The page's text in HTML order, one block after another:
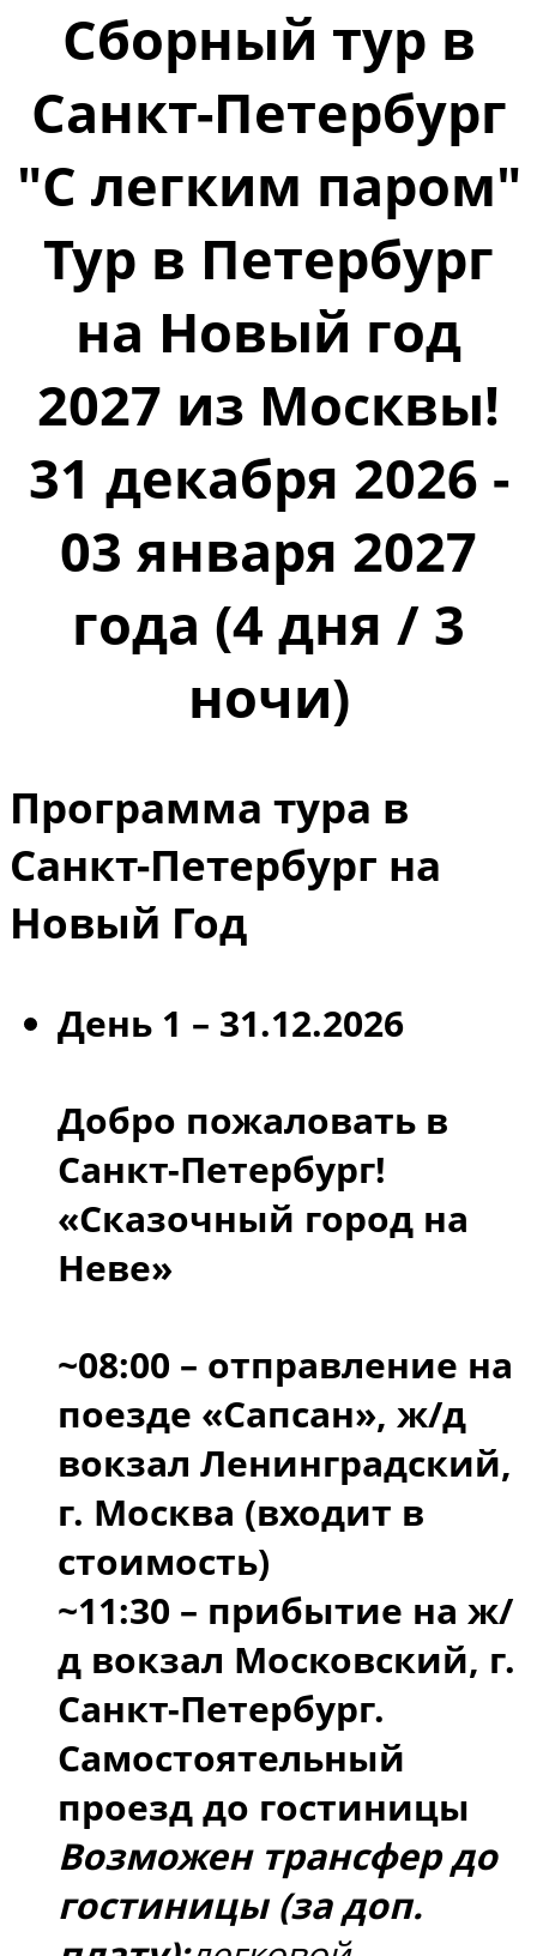
Сборный тур в
Санкт-Петербург
"С легким паром"
Тур в Петербург
на Новый год
2027 из Москвы!
31 декабря 2026 -
03 января 2027
года (4 дня / 3
ночи)
Программа тура в
Санкт-Петербург на
Новый Год
День 1 – 31.12.2026
Добро пожаловать в
Санкт-Петербург!
«Сказочный город на
Неве»
~08:00 – отправление на
поезде «Сапсан», ж/д
вокзал Ленинградский,
г. Москва (входит в
стоимость)
~11:30 – прибытие на ж/
д вокзал Московский, г.
Санкт-Петербург.
Самостоятельный
проезд до гостиницы
Возможен трансфер до
гостиницы (за доп.